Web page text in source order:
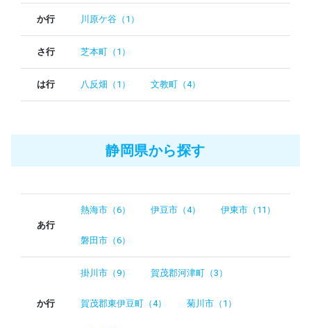
か行 川原ケ谷（1）
さ行 芝本町（1）
は行 八反畑（1） 文教町（4）
静岡県から探す
あ行
熱海市（6） 伊豆市（4） 伊東市（11）
磐田市（6）
か行
掛川市（9） 賀茂郡河津町（3）
賀茂郡東伊豆町（4） 菊川市（1）